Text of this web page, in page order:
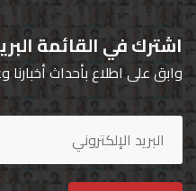
اشترك في القائمة
وابق على اطلاع بأحداث أخبارنا